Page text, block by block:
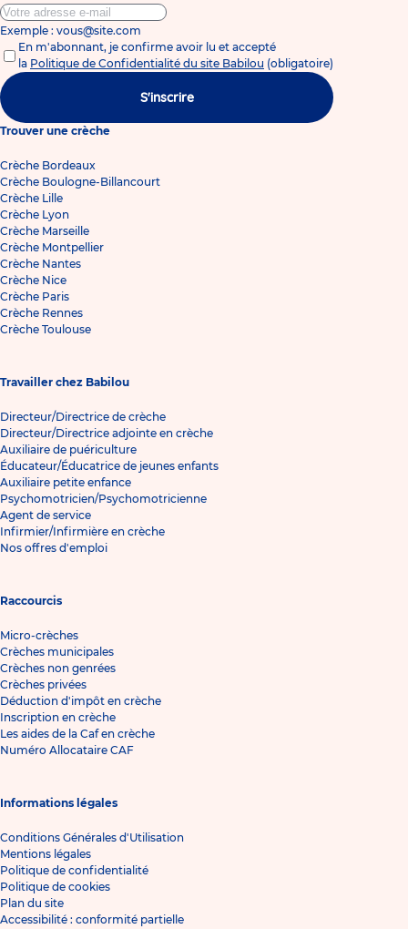
Exemple : vous@site.com
En m'abonnant, je confirme avoir lu et accepté
la Politique de Confidentialité du site Babilou (obligatoire)
S'inscrire
Trouver une crèche
Crèche Bordeaux
Crèche Boulogne-Billancourt
Crèche Lille
Crèche Lyon
Crèche Marseille
Crèche Montpellier
Crèche Nantes
Crèche Nice
Crèche Paris
Crèche Rennes
Crèche Toulouse
Travailler chez Babilou
Directeur/Directrice de crèche
Directeur/Directrice adjointe en crèche
Auxiliaire de puériculture
Éducateur/Éducatrice de jeunes enfants
Auxiliaire petite enfance
Psychomotricien/Psychomotricienne
Agent de service
Infirmier/Infirmière en crèche
Nos offres d'emploi
Raccourcis
Micro-crèches
Crèches municipales
Crèches non genrées
Crèches privées
Déduction d'impôt en crèche
Inscription en crèche
Les aides de la Caf en crèche
Numéro Allocataire CAF
Informations légales
Conditions Générales d'Utilisation
Mentions légales
Politique de confidentialité
Politique de cookies
Plan du site
Accessibilité : conformité partielle